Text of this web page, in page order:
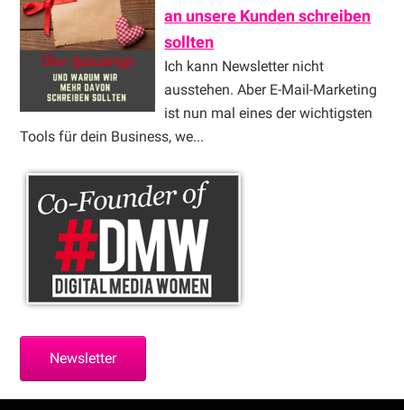
an unsere Kunden schreiben
sollten
Ich kann Newsletter nicht
ausstehen. Aber E-Mail-Marketing
ist nun mal eines der wichtigsten
Tools für dein Business, we...
Newsletter